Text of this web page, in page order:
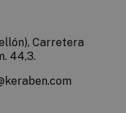
Carretera
44,3.